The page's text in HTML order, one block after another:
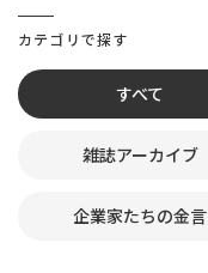
カテゴリで探す
すべて
雑誌アーカイブ
企業家たちの金言